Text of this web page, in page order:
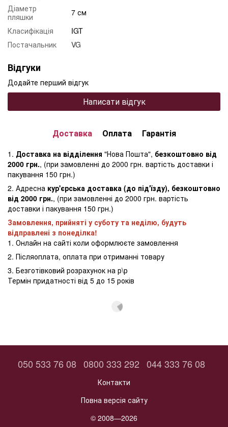
Діаметр
пляшки
7 см
Класифікація
IGT
Постачальник
VG
Відгуки
Додайте перший відгук
Написати відгук
Доставка Оплата Гарантія
1. Доставка на відділення "Нова Пошта", безкоштовно від
2000 грн., (при замовленні до 2000 грн. вартість доставки і
пакування 150 грн.)
2. Адресна кур'єрська доставка (до під'їзду), безкоштовно
від 2000 грн., (при замовленні до 2000 грн. вартість
доставки і пакування 150 грн.)
Замовлення, прийняті у суботу та неділю, будуть
відправлені з понеділка!
1. Онлайн на сайті коли оформлюєте замовлення
2. Післяоплата, оплата при отриманні товару
3. Безготівковий розрахунок на р\р
Термін придатності від 5 до 15 років
050 533 76 08 0800 333 292 044 333 76 08
Контакти
Повна версія сайту
© 2008—2026